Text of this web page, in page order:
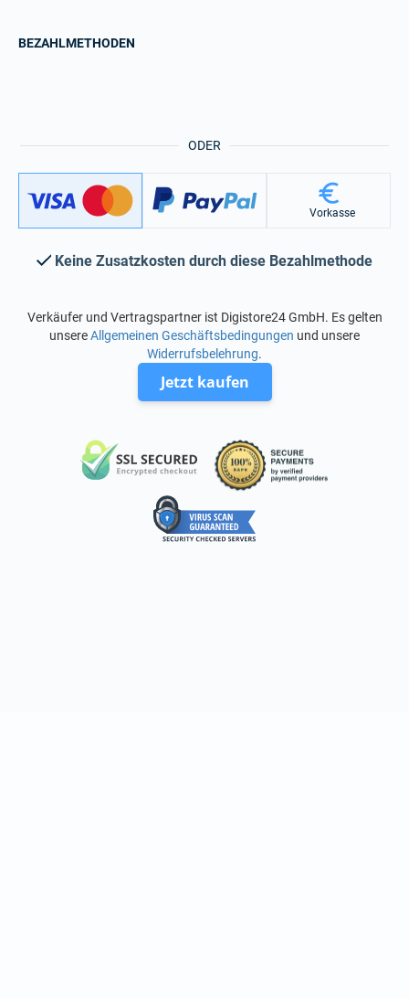
ODER
BEZAHLMETHODEN
Vorkasse
Keine Zusatzkosten durch diese Bezahlmethode
Verkäufer und Vertragspartner ist Digistore24 GmbH. Es gelten
unsereAllgemeinen Geschäftsbedingungen und unsere
Widerrufsbelehrung.
Jetzt kaufen